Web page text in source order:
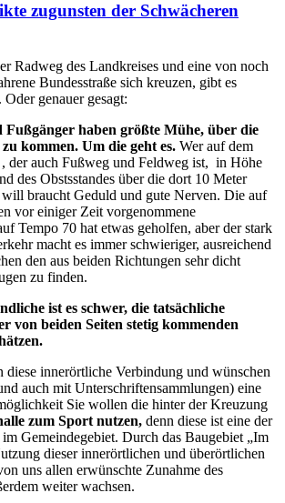
zugunsten der Schwächeren
Radweg des Landkreises und eine von noch
Bundesstraße sich kreuzen, gibt es
genauer gesagt:
haben größte Mühe, über die
kommen. Um die geht es. Wer auf dem
der auch Fußweg und Feldweg ist, in Höhe
des Obstsstandes über die dort 10 Meter
braucht Geduld und gute Nerven. Die auf
vor einiger Zeit vorgenommene
Tempo 70 hat etwas geholfen, aber der stark
macht es immer schwieriger, ausreichend
den aus beiden Richtungen sehr dicht
zu finden.
ist es schwer, die tatsächliche
von beiden Seiten stetig kommenden
diese innerörtliche Verbindung und wünschen
auch mit Unterschriftensammlungen) eine
Sie wollen die hinter der Kreuzung
zum Sport nutzen, denn diese ist eine der
im Gemeindegebiet. Durch das Baugebiet „Im
dieser innerörtlichen und überörtlichen
uns allen erwünschte Zunahme des
weiter wachsen.